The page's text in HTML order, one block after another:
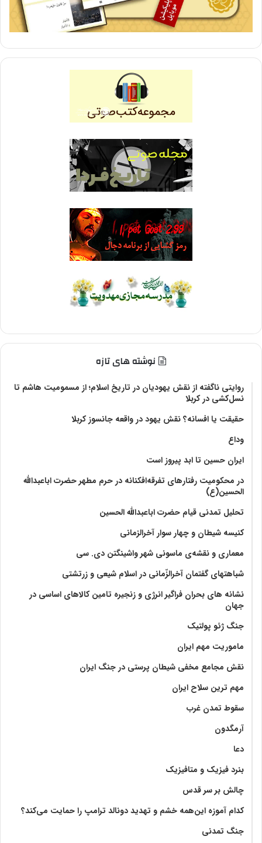
نوشته های تازه
روایتی ناگفته از نقش یهودیان در تاریخ اسلام؛ از مسمومیت هاشم تا
نسل‌کشی در کربلا
حقیقت یا افسانه؟‌ نقش یهود در واقعه جانسوز کربلا
وداع
ایران حسین تا ابد پیروز است
در محکومیت رفتارهای تفرقه‌افکنانه در حرم مطهر حضرت اباعبدالله
الحسین(ع)
تحلیل تمدنی قیام حضرت اباعبدالله الحسین
کنیسه شیطان و چهار سوار آخرالزمانی
معماری و نقشه‌ی ماسونی شهر واشينگتن دی. سی
شباهتهای گفتمان آخر‌الزّمانی در اسلام شیعی و زرتشتی
نشانه های بحران فراگیر انرژی و زنجیره تامین کالاهای اساسی در
جهان
جنگ ژئو پولتیک
ماموریت مهم ایران
نقش مجامع مخفی شیطان پرستی در جنگ ایران
مهم ترین سلاح ایران
سقوط تمدن غرب
آرمگدون
دعا
بنرد فیزیک و متافیزیک
چالش بر سر قدس
کدام آموزه این‌همه خشم و تهدید دونالد ترامپ را حمایت می‌کند؟
جنگ تمدنی